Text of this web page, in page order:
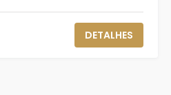
DETALHES